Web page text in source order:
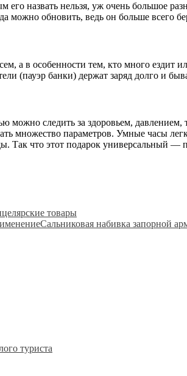
назвать нельзя, уж очень большое
можно обновить, ведь он больше всего
а в особенности тем, кто много ездит
(пауэр банки) держат заряд долго и
можно следить за здоровьем,
множество параметров. Умные часы
Так что этот подарок универсальный —
товары
Сальниковая набивка запорной
туриста